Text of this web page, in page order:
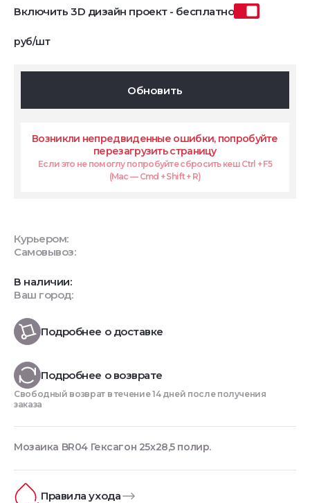
Включить 3D дизайн проект - бесплатно
руб/шт
Обновить
Возникли непредвиденные ошибки, попробуйте
перезагрузить страницу
Если это не помоглу попробуйте сбросить кеш Ctrl + F5
(Mac — Cmd + Shift + R)
Курьером:
Самовывоз:
В наличии:
Ваш город:
Подробнее о доставке
Подробнее о возврате
Свободный возврат в течение 14 дней после получения
заказа
Мозаика BR04 Гексагон 25x28,5 полир.
Правила ухода